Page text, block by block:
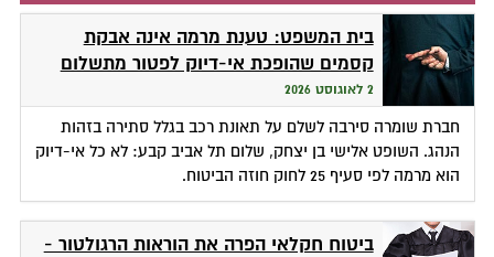
בית המשפט: טענת מרמה אינה אבקת
קסמים שהופכת אי-דיוק לפטור מתשלום
2 לאוגוסט 2026
חברת שומרה סירבה לשלם על תאונת רכב בגלל סתירה בזהות
הנהג. השופט אלישי בן יצחק, שלום תל אביב קבע: לא כל אי-דיוק
הוא מרמה לפי סעיף 25 לחוק חוזה הביטוח.
ביטוח חקלאי הפרה את הוראות הרגולטור -